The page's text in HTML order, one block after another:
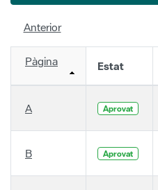
Anterior
Pàgina Estat
A Aprovat
B Aprovat